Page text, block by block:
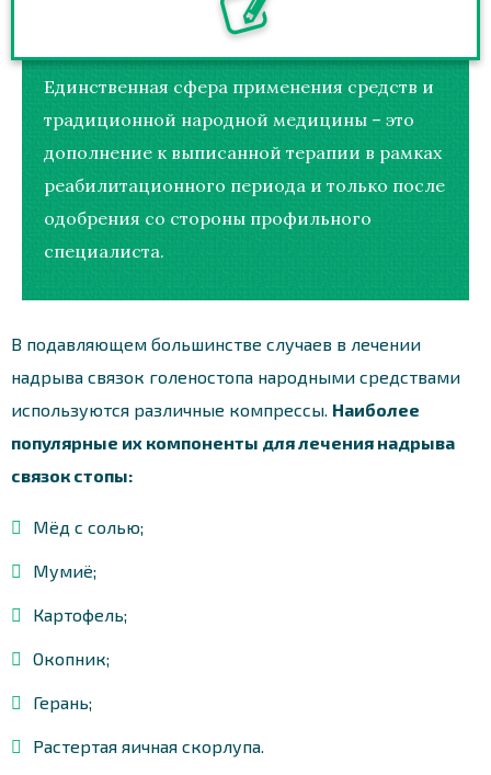
Единственная сфера применения средств и
традиционной народной медицины – это
дополнение к выписанной терапии в рамках
реабилитационного периода и только после
одобрения со стороны профильного
специалиста.
В подавляющем большинстве случаев в лечении
надрыва связок голеностопа народными средствами
используются различные компрессы. Наиболее
популярные их компоненты для лечения надрыва
связок стопы:
Мёд с солью;
Мумиё;
Картофель;
Окопник;
Герань;
Растертая яичная скорлупа.